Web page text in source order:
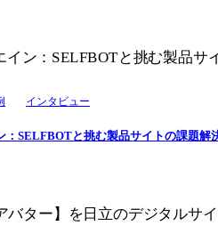
インタビュー
：SELFBOTと挑む製品サイトの課題